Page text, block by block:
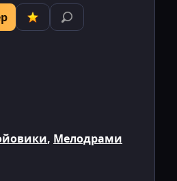
, Мелодрами